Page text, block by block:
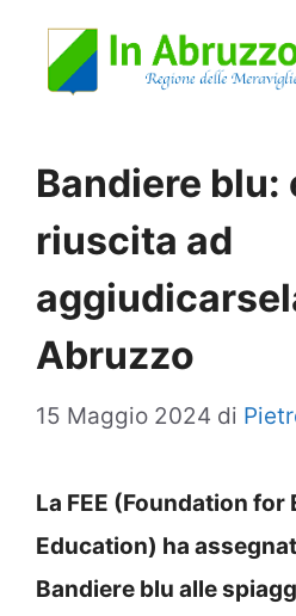
Bandiere blu:
riuscita ad
Abruzzo
15 Maggio 2024 di
La FEE (Foundation
Education) ha
Bandiere blu alle